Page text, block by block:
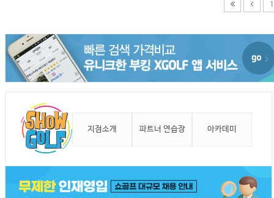
1
지점소개 파트너 연습장 아카데미